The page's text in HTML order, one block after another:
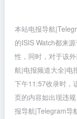
本站电报导航
的ISIS Watch都来
性，同时，对于该
航|电报频道大全|电
下午11:57收录时，
页的内容如出现违
报导航|Telegram导